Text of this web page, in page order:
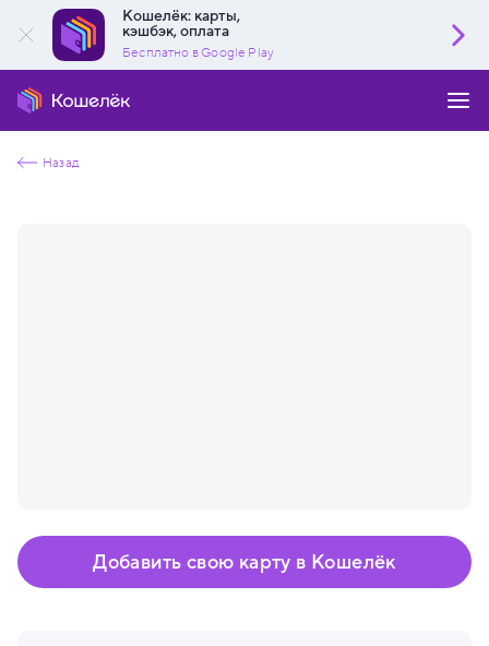
Кошелёк: карты,
кэшбэк, оплата
Бесплатно в Google Play
Назад
Добавить свою карту в Кошелёк